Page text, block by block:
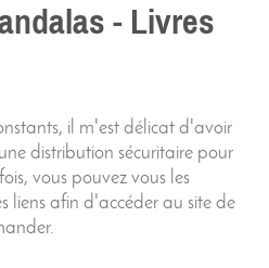
- Livres
il m'est délicat d'avoir
distribution sécuritaire pour
vous pouvez vous les
liens afin d'accéder au site de